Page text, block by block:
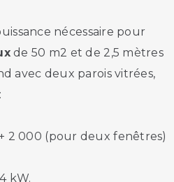
nécessaire pour
de 50 m2 et de 2,5 mètres
avec deux parois vitrées,
+ 2 000 (pour deux fenêtres)
kW.